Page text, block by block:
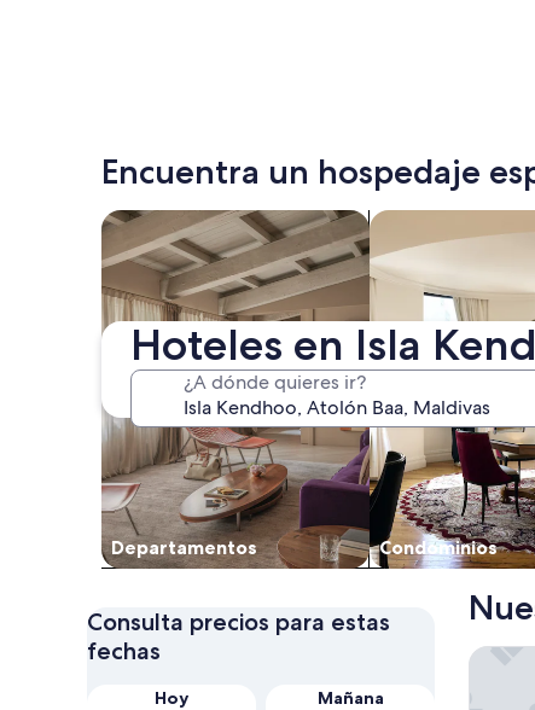
Hoteles en Isla
¿A dónde quieres ir?
Encuentra un hospedaje
Departa­mentos
Buscar departamentos
Condominios
Buscar condominios
Consulta precios para estas
fechas
Hoy
Mañana